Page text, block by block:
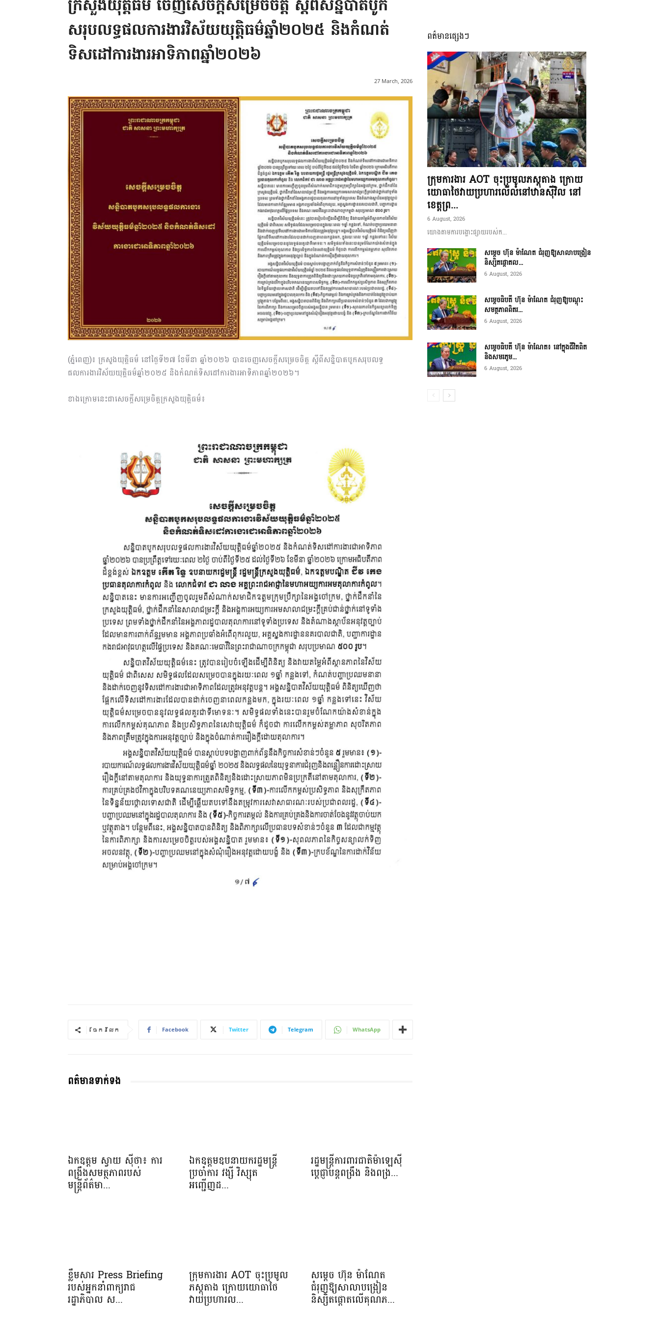
អង្គ
ភាព​
ព័ត៌មាន​
និង
ប្រតិកម្ម
ក្រសួងយុត្តិធម៌ ចេញសេចក្តីសម្រេចចិត្ត ស្តីពីសន្និបាតបូក
សរុបលទ្ធផលការងារវិស័យយុត្តិធម៌ឆ្នាំ២០២៥ និងកំណត់
ទិសដៅការងារអាទិភាពឆ្នាំ២០២៦
27 March, 2026
(ភ្នំពេញ)៖ ក្រសួងយុត្តិធម៌ នៅថ្ងៃទី២៧ ខែមីនា ឆ្នាំ២០២៦ បានចេញសេចក្តីសម្រេចចិត្ត ស្តីពីសន្និបាតបូកសរុបលទ្ធ
ផលការងារវិស័យយុត្តិធម៌ឆ្នាំ២០២៥ និងកំណត់ទិសដៅការងារអាទិភាពឆ្នាំ២០២៦។
ខាងក្រោមនេះជាសេចក្តីសម្រេចិត្តក្រសួងយុត្តិធម៌៖
ចែករំលែក Facebook Twitter Telegram WhatsApp
ពត៌មានទាក់ទង
ឯកឧត្តម ស្វាយ ស៊ីថា៖ ការ
ពង្រឹងសមត្ថភាពរបស់
មន្ត្រីព័ត៌មា...
ឯកឧត្តមឧបនាយករដ្ឋមន្រ្តី
ប្រចាំការ វង្សី វិស្សុត
អញ្ជើញដ...
រដ្ឋមន្ត្រីការពារជាតិម៉ាឡេស៊ី
ប្ដេជ្ញាបន្តពង្រឹង និងពង្រ...
ខ្លឹមសារ Press Briefing
របស់អ្នកនាំពាក្យរាជ
រដ្ឋាភិបាល ស...
ក្រុមការងារ AOT ចុះប្រមូល
ភស្តុតាង ក្រោយយោធាថៃ
វាយប្រហារល...
សម្តេច ហ៊ុន ម៉ាណែត
ជំរុញឱ្យសាលាបង្រៀន
និស្សិតផ្តោតលើគុណភ...
ពត៌មានផ្សេងៗ
ក្រុមការងារ AOT ចុះប្រមូលភស្តុតាង ក្រោយ
យោធាថៃវាយប្រហារលើលំនៅឋានស៊ីវិល នៅ
ខេត្តព្រ...
6 August, 2026
យោងតាមការបង្ហោះផ្សាយរបស់ក...
សម្តេច ហ៊ុន ម៉ាណែត ជំរុញឱ្យសាលាបង្រៀន
និស្សិតផ្តោតល...
6 August, 2026
សម្តេចធិបតី ហ៊ុន ម៉ាណែត ជំរុញឱ្យបណ្តុះ
សមត្ថភាពពិតរ...
6 August, 2026
សម្តេចធិបតី ហ៊ុន ម៉ាណែត៖ នៅក្នុងជីវិតពិត
និងសមរភូម...
6 August, 2026